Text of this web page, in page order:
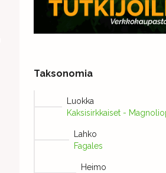
Taksonomia
Luokka
Kaksisirkkaiset -
Lahko
Fagales
Heimo